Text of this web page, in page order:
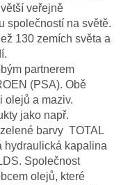
veřejně
společností na světě.
130 zemích světa a
partnerem
(PSA). Obě
olejů a maziv.
jako např.
barvy TOTAL
hydraulická kapalina
Společnost
olejů, které